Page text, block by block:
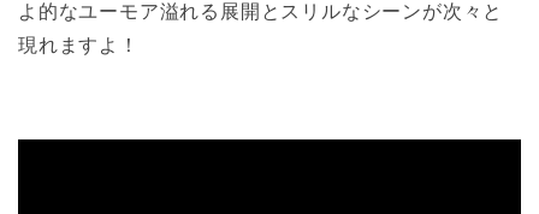
よ的なユーモア溢れる展開とスリルなシーンが次々と
現れますよ！